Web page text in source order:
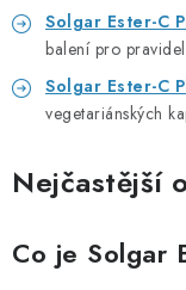
Solgar Ester-C
balení pro
Solgar Ester-C
vegetariánských
Nejčastější
Co je Solgar